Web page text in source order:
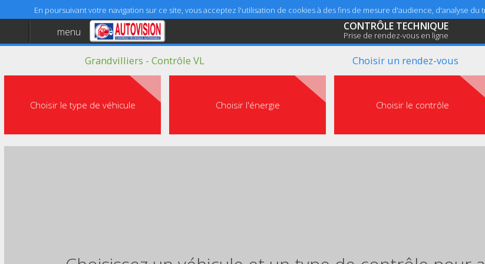
En poursuivant votre navigation sur ce site, vous acceptez l'utilisation de cookies à des fins de mesure d'audience, d'analyse
menu CONTRÔLE TECHNIQUE
Prise de rendez-vous en ligne
Grandvilliers - Contrôle VL Choisir un rendez-vous
Choisir le type de véhicule Choisir l'énergie Choisir le contrôle